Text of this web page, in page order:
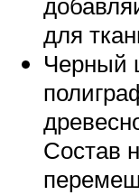
для
Черный
Состав